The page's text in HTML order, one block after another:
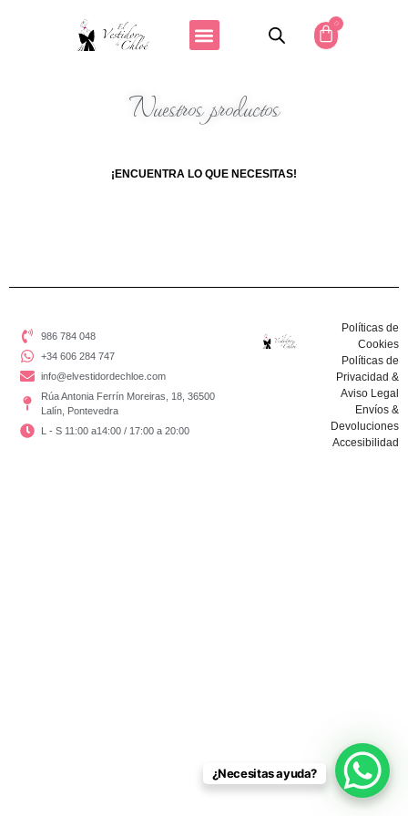
0
Nuestros productos
¡ENCUENTRA LO QUE NECESITAS!
986 784 048
+34 606 284 747
info@elvestidordechloe.com
Rúa Antonia Ferrín Moreiras, 18, 36500
Lalín, Pontevedra
L - S 11:00 a14:00 / 17:00 a 20:00
Políticas de
Cookies
Políticas de
Privacidad &
Aviso Legal
Envíos &
Devoluciones
Accesibilidad
¿Necesitas ayuda?